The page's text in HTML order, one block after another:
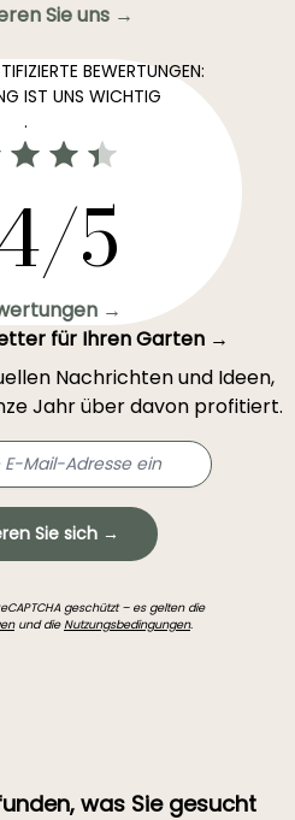
Sie uns →
BEWERTUNGEN:
IST UNS WICHTIG
.
5
→
für Ihren Garten →
Nachrichten und Ideen,
Jahr über davon profitiert.
Sie sich →
geschützt – es gelten die
und dieNutzungsbedingungen.
was Sie gesucht